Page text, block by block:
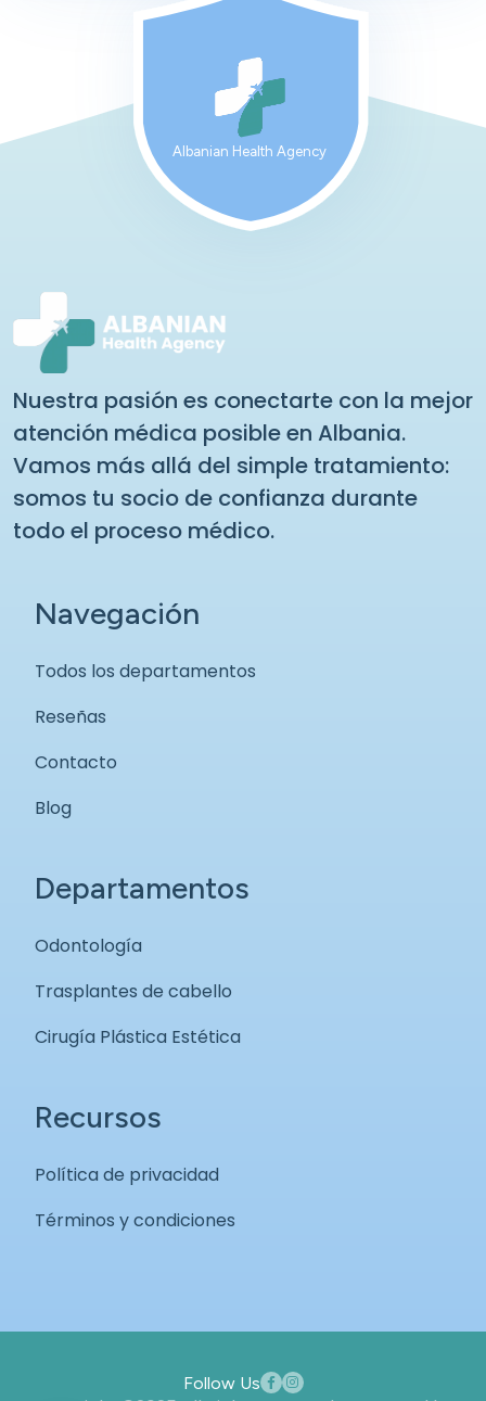
Albanian Health Agency
Nuestra pasión es conectarte con la mejor
atención médica posible en Albania.
Vamos más allá del simple tratamiento:
somos tu socio de confianza durante
todo el proceso médico.
Navegación
Todos los departamentos
Reseñas
Contacto
Blog
Departamentos
Odontología
Trasplantes de cabello
Cirugía Plástica Estética
Recursos
Política de privacidad
Términos y condiciones
Follow Us